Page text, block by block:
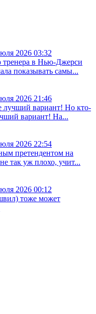
2026 03:32
в Нью-Джерси
показывать самы...
2026 21:46
вариант! Но кто-
вариант! На...
2026 22:54
претендентом на
так уж плохо, учит...
2026 00:12
тоже может